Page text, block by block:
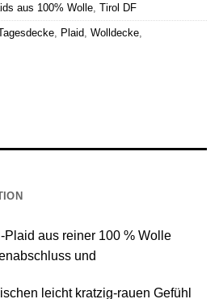
aus 100% Wolle Tirol DF
Plaid Wolldecke
Plaid aus reiner 100 % Wolle
und
leicht kratzig-rauen Gefühl